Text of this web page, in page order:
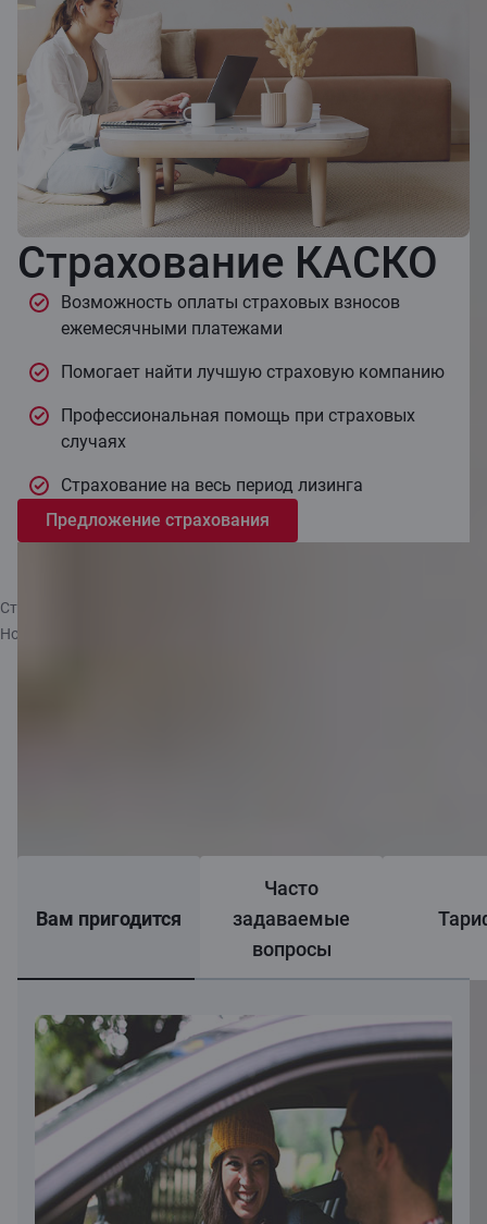
Страхование КАСКО
Возможность оплаты страховых взносов
ежемесячными платежами
Помогает найти лучшую страховую компанию
Профессиональная помощь при страховых
случаях
Cтрахование на весь период лизинга
Предложение страхования
Cтраховой партнёр SIA Citadele Leasing Эстонского филиалa
Howden Kindlustusmaakler OÜ.
Вам пригодится
Часто
задаваемые
вопросы